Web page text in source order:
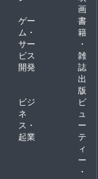
画
ゲー
ム・
サー
ビス
開発
書
籍
・
雑
誌
出
版
ビジ
ネ
ス・
起業
ビ
ュ
ー
テ
ィ
ー
・